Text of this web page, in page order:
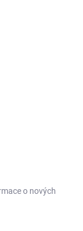
o nových